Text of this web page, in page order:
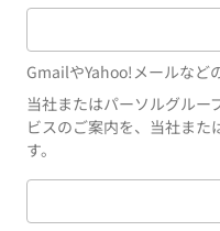
GmailやYahoo!メールなど
当社またはパーソルグルー
ビスのご案内を、当社また
す。